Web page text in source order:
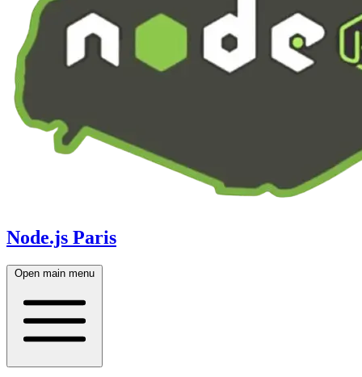
Node.js Paris
Open main menu